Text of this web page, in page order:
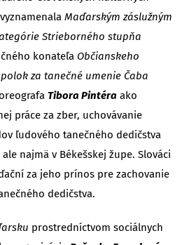
Maďarským záslužným
Strieborného stupňa
konateľa Občianskeho
za tanečné umenie Čaba
Tibora Pintéra ako
práce za zber, uchovávanie
ľudového tanečného dedičstva
najmä v Békešskej župe. Slováci
za jeho prínos pre zachovanie
dedičstva.
prostredníctvom sociálnych